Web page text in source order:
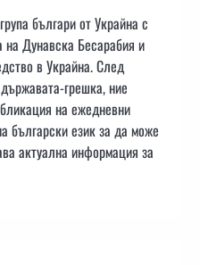
българи от Украйна с
на Дунавска Бесарабия и
в Украйна. След
грешка, ние
на ежедневни
български език за да може
актуална информация за